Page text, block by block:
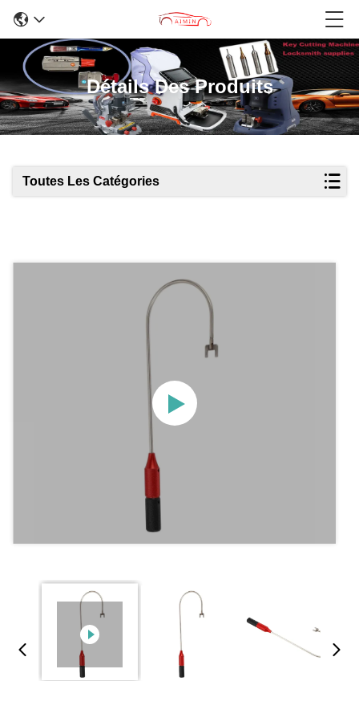
Détails Des Produits
Toutes Les Catégories